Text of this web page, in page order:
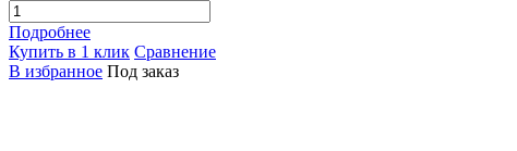
Подробнее
Купить в 1 клик Сравнение
В избранное Под заказ